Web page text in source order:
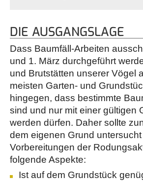
DIE AUSGANGSLAGE
Dass Baumfäll-Arbeiten
und 1. März durchgeführt
und Brutstätten unserer Vögel
meisten Garten- und
hingegen, dass bestimmte
sind und nur mit einer gültigen
werden dürfen. Daher sollte
dem eigenen Grund
Vorbereitungen der
folgende Aspekte:
Ist auf dem Grundstück